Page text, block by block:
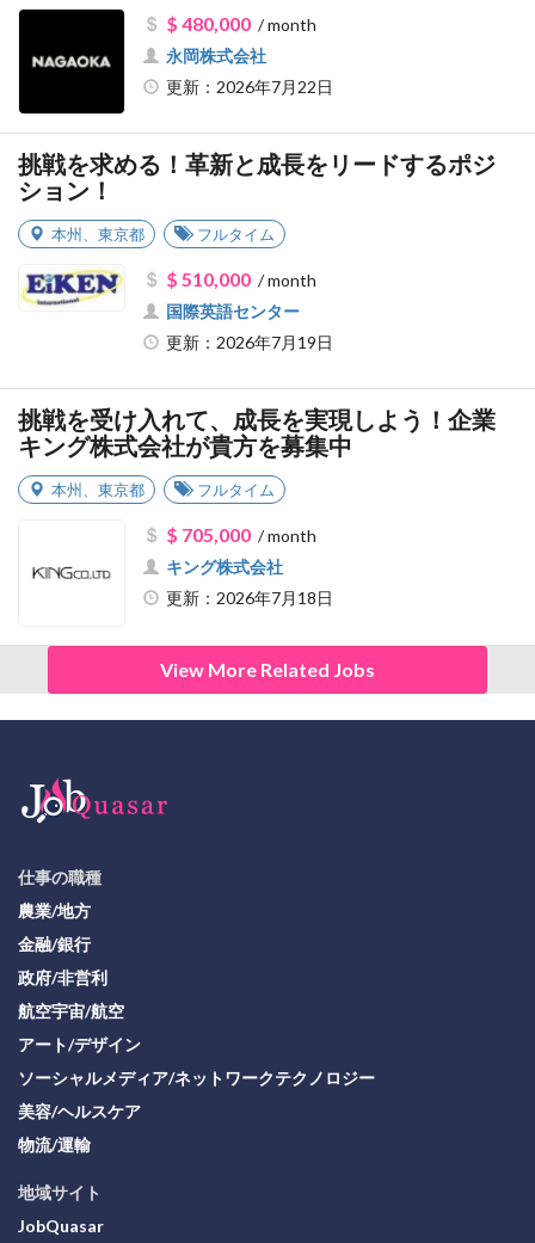
$ 480,000/ month
永岡株式会社
更新：2026年7月22日
挑戦を求める！革新と成長をリードするポジ
ション！
本州 東京都 フルタイム
$ 510,000/ month
国際英語センター
更新：2026年7月19日
挑戦を受け入れて、成長を実現しよう！企業
キング株式会社が貴方を募集中
本州 東京都 フルタイム
$ 705,000/ month
キング株式会社
更新：2026年7月18日
View More Related Jobs
仕事の職種
農業/地方
金融/銀行
政府/非営利
航空宇宙/航空
アート/デザイン
ソーシャルメディア/ネットワークテクノロジー
美容/ヘルスケア
物流/運輸
地域サイト
JobQuasar